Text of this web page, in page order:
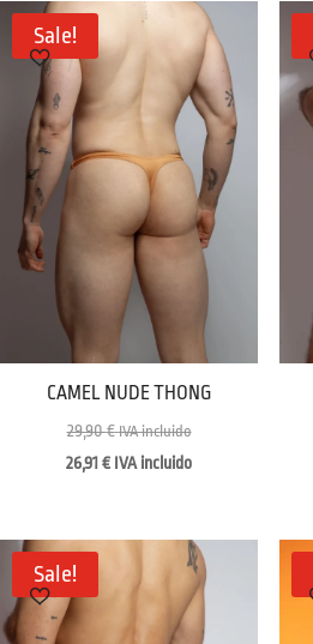
Sale!
CAMEL NUDE THONG
29,90€ IVA incluido
26,91€ IVA incluido
Sale!